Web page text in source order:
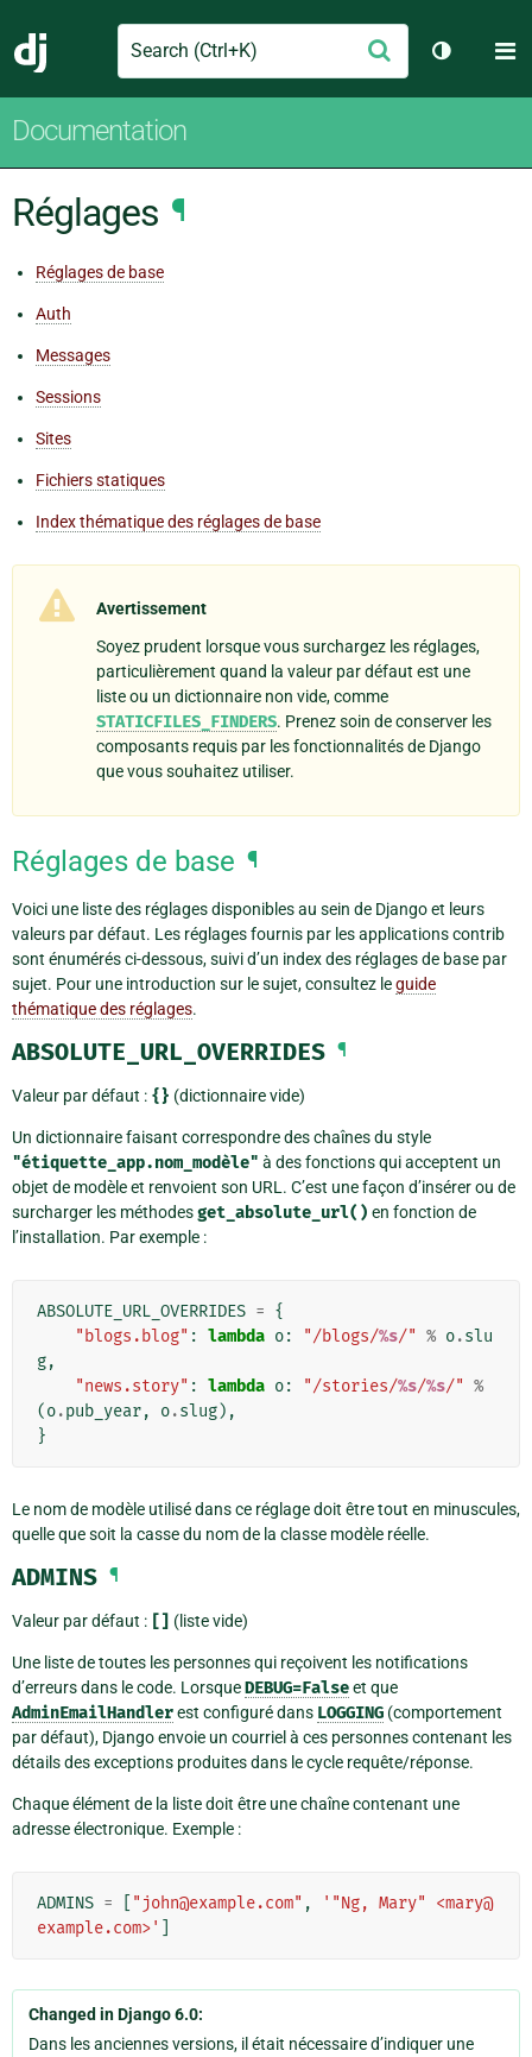
Django
Search Envoyer
Changer
Documentation
Réglages ¶
Réglages de base
Auth
Messages
Sessions
Sites
Fichiers statiques
Index thématique des réglages de base
Avertissement
Soyez prudent lorsque vous surchargez les réglages,
particulièrement quand la valeur par défaut est une
liste ou un dictionnaire non vide, comme
STATICFILES_FINDERS. Prenez soin de conserver les
composants requis par les fonctionnalités de Django
que vous souhaitez utiliser.
Réglages de base ¶
Voici une liste des réglages disponibles au sein de Django et leurs
valeurs par défaut. Les réglages fournis par les applications contrib
sont énumérés ci-dessous, suivi d’un index des réglages de base par
sujet. Pour une introduction sur le sujet, consultez leguide
thématique des réglages.
ABSOLUTE_URL_OVERRIDES ¶
Valeur par défaut : {} (dictionnaire vide)
Un dictionnaire faisant correspondre des chaînes du style
"étiquette_app.nom_modèle" à des fonctions qui acceptent un
objet de modèle et renvoient son URL. C’est une façon d’insérer ou de
surcharger les méthodesget_absolute_url() en fonction de
l’installation. Par exemple :
ABSOLUTE_URL_OVERRIDES = {
"blogs.blog" : lambda o: "/blogs/%s/" % o.slu
g,
"news.story" : lambda o: "/stories/%s/%s/" %
(o.pub_year, o.slug),
}
Le nom de modèle utilisé dans ce réglage doit être tout en minuscules,
quelle que soit la casse du nom de la classe modèle réelle.
ADMINS ¶
Valeur par défaut : [] (liste vide)
Une liste de toutes les personnes qui reçoivent les notifications
d’erreurs dans le code. LorsqueDEBUG=Falseet que
AdminEmailHandlerest configuré dans LOGGING (comportement
par défaut), Django envoie un courriel à ces personnes contenant les
détails des exceptions produites dans le cycle requête/réponse.
Chaque élément de la liste doit être une chaîne contenant une
adresse électronique. Exemple :
ADMINS = "john@example.com" ,
'"Ng, Mary" <mary@
example.com>'
Changed in Django 6.0:
Dans les anciennes versions, il était nécessaire d’indiquer une